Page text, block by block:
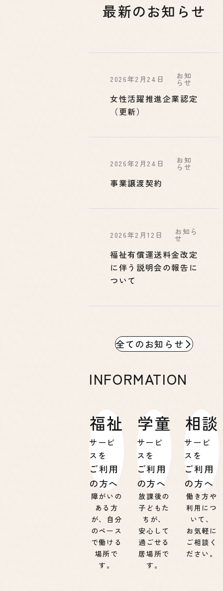
最新のお知らせ
女性活躍推進企業認定
（更新）
2026年2月24日 お知
らせ
事業譲渡契約
2026年2月24日 お知
らせ
福祉有償運送料金改定
に伴う説明会の報告に
ついて
2026年2月12日 お知ら
せ
全てのお知らせ
INFORMATION
福祉
サービ
スを
ご利用
の方へ
障がいの
ある方
が、自分
のペース
で働ける
場所で
す。
学童
サービ
スを
ご利用
の方へ
放課後の
子どもた
ちが、
安心して
過ごせる
居場所で
す。
相談
サービ
スを
ご利用
の方へ
働き方や
利用につ
いて、
お気軽に
ご相談く
ださい。